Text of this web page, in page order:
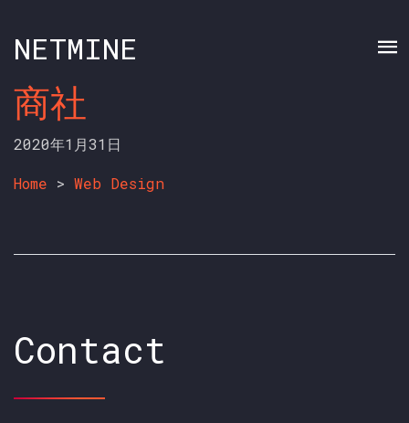
NETMINE
商社
2020年1月31日
Home > Web Design
Contact